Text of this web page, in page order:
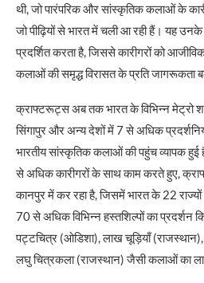
थी, जो पारंपरिक और सांस्कृतिक कलाओं के
जो पीढ़ियों से भारत में चली आ रही हैं। यह
प्रदर्शित करता है, जिससे कारीगरों को
कलाओं की समृद्ध विरासत के प्रति जागरूकता
क्राफ्टरूट्स अब तक भारत के विभिन्न मेट्रो
सिंगापुर और अन्य देशों में 7 से अधिक
भारतीय सांस्कृतिक कलाओं की पहुंच व्यापक
से अधिक कारीगरों के साथ काम करते हुए,
कानपुर में कर रहा है, जिसमें भारत के 22 राज्यों
70 से अधिक विभिन्न हस्तशिल्पों का प्रदर्शन
पट्टचित्र (ओडिशा), लाख चूड़ियाँ
लघु चित्रकला (राजस्थान) जैसी कलाओं का